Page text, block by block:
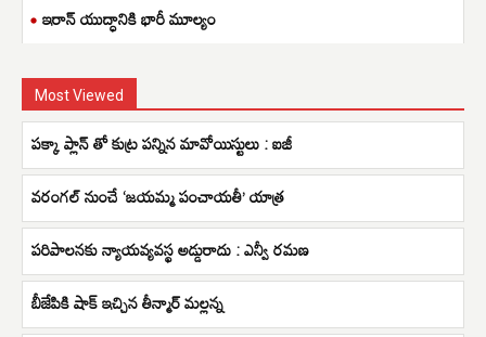
ఇరాన్ యుద్ధానికి భారీ మూల్యం
Most Viewed
పక్కా ప్లాన్ తో కుట్ర పన్నిన మావోయిస్టులు : ఐజీ
వరంగల్ నుంచే ‘జయమ్మ పంచాయతీ’ యాత్ర
పరిపాలనకు న్యాయవ్యవస్థ అడ్డురాదు : ఎన్వీ రమణ
బీజేపికి షాక్ ఇచ్చిన తీన్మార్ మల్లన్న